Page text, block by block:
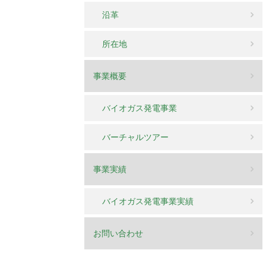
沿革
所在地
事業概要
バイオガス発電事業
バーチャルツアー
事業実績
バイオガス発電事業実績
お問い合わせ